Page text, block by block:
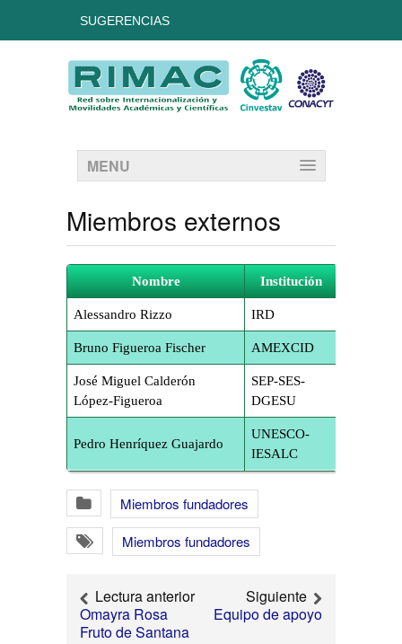
SUGERENCIAS
MENU
Miembros externos
Nombre Institución
Alessandro Rizzo IRD
Bruno Figueroa Fischer AMEXCID
José Miguel Calderón
López-Figueroa
SEP-SES-
DGESU
Pedro Henríquez Guajardo
UNESCO-
IESALC
Miembros fundadores
Miembros fundadores
Lectura anterior
Omayra Rosa
Fruto de Santana
Siguiente
Equipo de apoyo